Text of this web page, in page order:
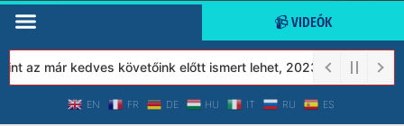
📹 VIDEÓK
az már kedves követőink előtt ismert lehet, 2023-tól a Védett
EN FR DE HU IT RU ES